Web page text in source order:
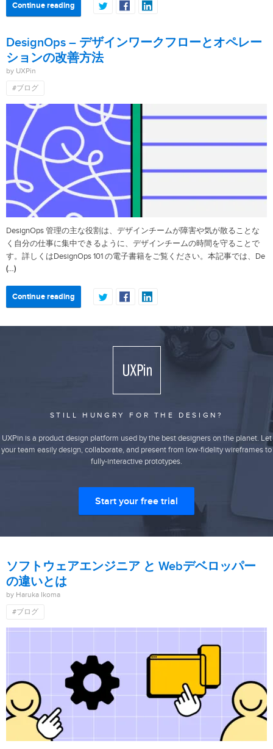
Continue reading
DesignOps – デザインワークフローとオペレー
ションの改善方法
by UXPin
#ブログ
DesignOps 管理の主な役割は、デザインチームが障害や気が散ることな
く自分の仕事に集中できるように、デザインチームの時間を守ることで
す。詳しくはDesignOps 101 の電子書籍をご覧ください。本記事では、De
(…)
Continue reading
STILL HUNGRY FOR THE DESIGN?
UXPin is a product design platform used by the best designers on the planet. Let
your team easily design, collaborate, and present from low-fidelity wireframes to
fully-interactive prototypes.
Start your free trial
ソフトウェアエンジニア と Webデベロッパー
の違いとは
by Haruka Ikoma
#ブログ